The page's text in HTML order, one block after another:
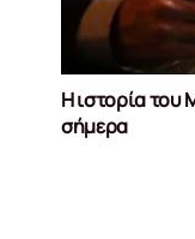
Η ιστορία του
σήμερα